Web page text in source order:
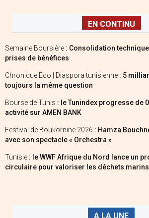
EN CONTINU
Semaine Boursière : Consolidation
prises de bénéfices
Chronique Éco | Diaspora tunisienne : 5
toujours la même question
Bourse de Tunis : le Tunindex progresse de
activité sur AMEN BANK
Festival de Boukornine 2026 : Hamza
avec son spectacle « Orchestra »
Tunisie : le WWF Afrique du Nord lance un
circulaire pour valoriser les déchets marins
A LA UNE